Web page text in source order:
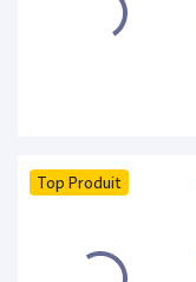
Top Produit